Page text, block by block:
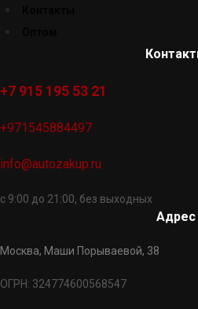
+7 915 195 53 21
+971545884497
info@autozakup.ru
с 9:00 до 21:00, без выходных
Адрес
Москва, Маши Порываевой, 38
ОГРН: 324774600568547